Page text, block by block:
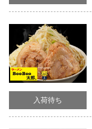
入荷待ち